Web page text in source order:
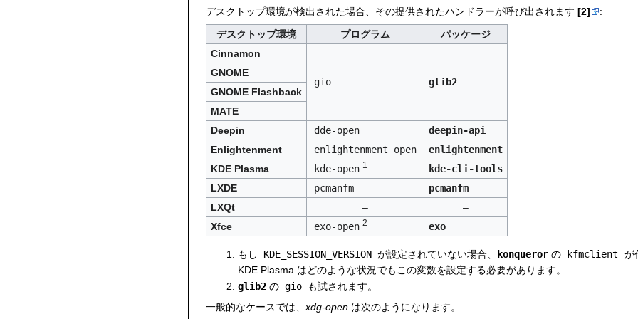
デスクトップ環境が検出された場合、その提供されたハンドラーが呼び出されます [2]
:
デスクトップ環境
プログラム
パッケージ
Cinnamon
gio glib2
GNOME
GNOME Flashback
MATE
Deepin
dde-open
deepin-api
Enlightenment
enlightenment_open
enlightenment
KDE Plasma
kde-open 1
kde-cli-tools
LXDE
pcmanfm
pcmanfm
LXQt
–
–
Xfce
exo-open 2 exo
もし KDE_SESSION_VERSION が設定されていない場合、 konqueror の kfmclient
が
KDE Plasma はどのような状況でもこの変数を設定する必要があります。
glib2の gio
も試されます。
一般的なケースでは、 xdg-open は次のようになります。